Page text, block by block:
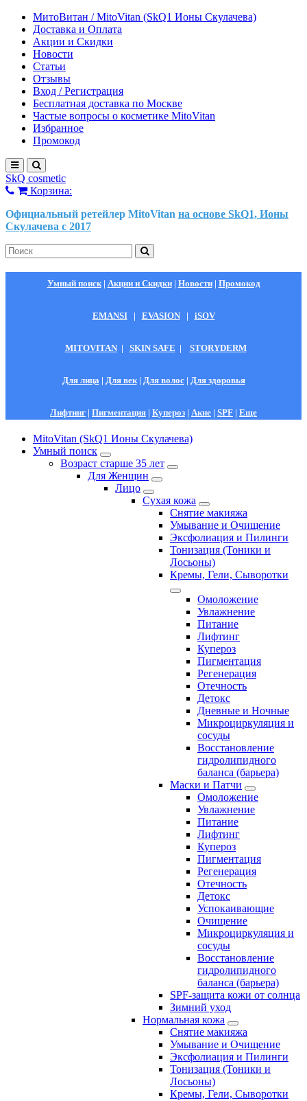
МитоВитан / MitoVitan (SkQ1 Ионы Скулачева)
Доставка и Оплата
Акции и Скидки
Новости
Статьи
Отзывы
Вход / Регистрация
Бесплатная доставка по Москве
Частые вопросы о косметике MitoVitan
Избранное
Промокод
SkQ cosmetic
Корзина:
Официальный ретейлер MitoVitan на основе SkQ1, Ионы
Скулачева c 2017
Умный поиск| Акции и Скидки| Новости| Промокод
EMANSI| EVASION| iSOV
MITOVITAN | SKIN SAFE | STORYDERM
Для лица | Для век| Для волос| Для здоровья
Лифтинг | Пигментация | Купероз | Акне | SPF | Еще
MitoVitan (SkQ1 Ионы Скулачева)
Умный поиск
Возраст старше 35 лет
Для Женщин
Лицо
Сухая кожа
Снятие макияжа
Умывание и Очищение
Эксфолиация и Пилинги
Тонизация (Тоники и
Лосьоны)
Кремы, Гели, Сыворотки
Омоложение
Увлажнение
Питание
Лифтинг
Купероз
Пигментация
Регенерация
Отечность
Детокс
Дневные и Ночные
Микроциркуляция и
сосуды
Восстановление
гидролипидного
баланса (барьера)
Маски и Патчи
Омоложение
Увлажнение
Питание
Лифтинг
Купероз
Пигментация
Регенерация
Отечность
Детокс
Успокаивающие
Очищение
Микроциркуляция и
сосуды
Восстановление
гидролипидного
баланса (барьера)
SPF-защита кожи от солнца
Зимний уход
Нормальная кожа
Снятие макияжа
Умывание и Очищение
Эксфолиация и Пилинги
Тонизация (Тоники и
Лосьоны)
Кремы, Гели, Сыворотки